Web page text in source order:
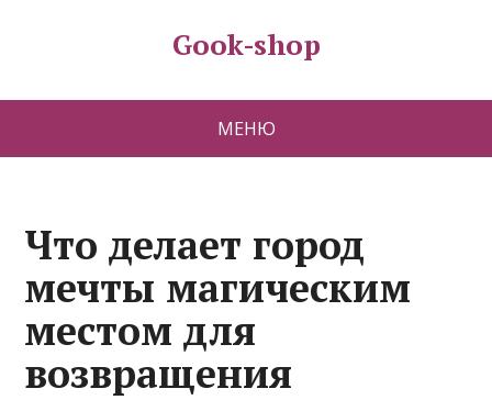
Gook-shop
МЕНЮ
Что делает город
мечты магическим
местом для
возвращения